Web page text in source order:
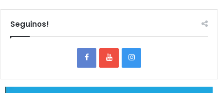
Seguinos!